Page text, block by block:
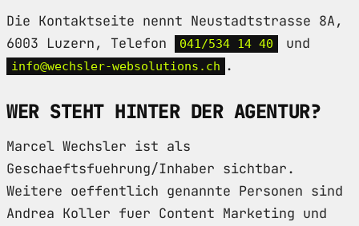
Die Kontaktseite nennt Neustadtstrasse 8A,
6003 Luzern, Telefon
041/534 14 40 und
info@wechsler-websolutions.ch .
WER STEHT HINTER DER AGENTUR?
Marcel Wechsler ist als
Geschaeftsfuehrung/Inhaber sichtbar.
Weitere oeffentlich genannte Personen sind
Andrea Koller fuer Content Marketing und